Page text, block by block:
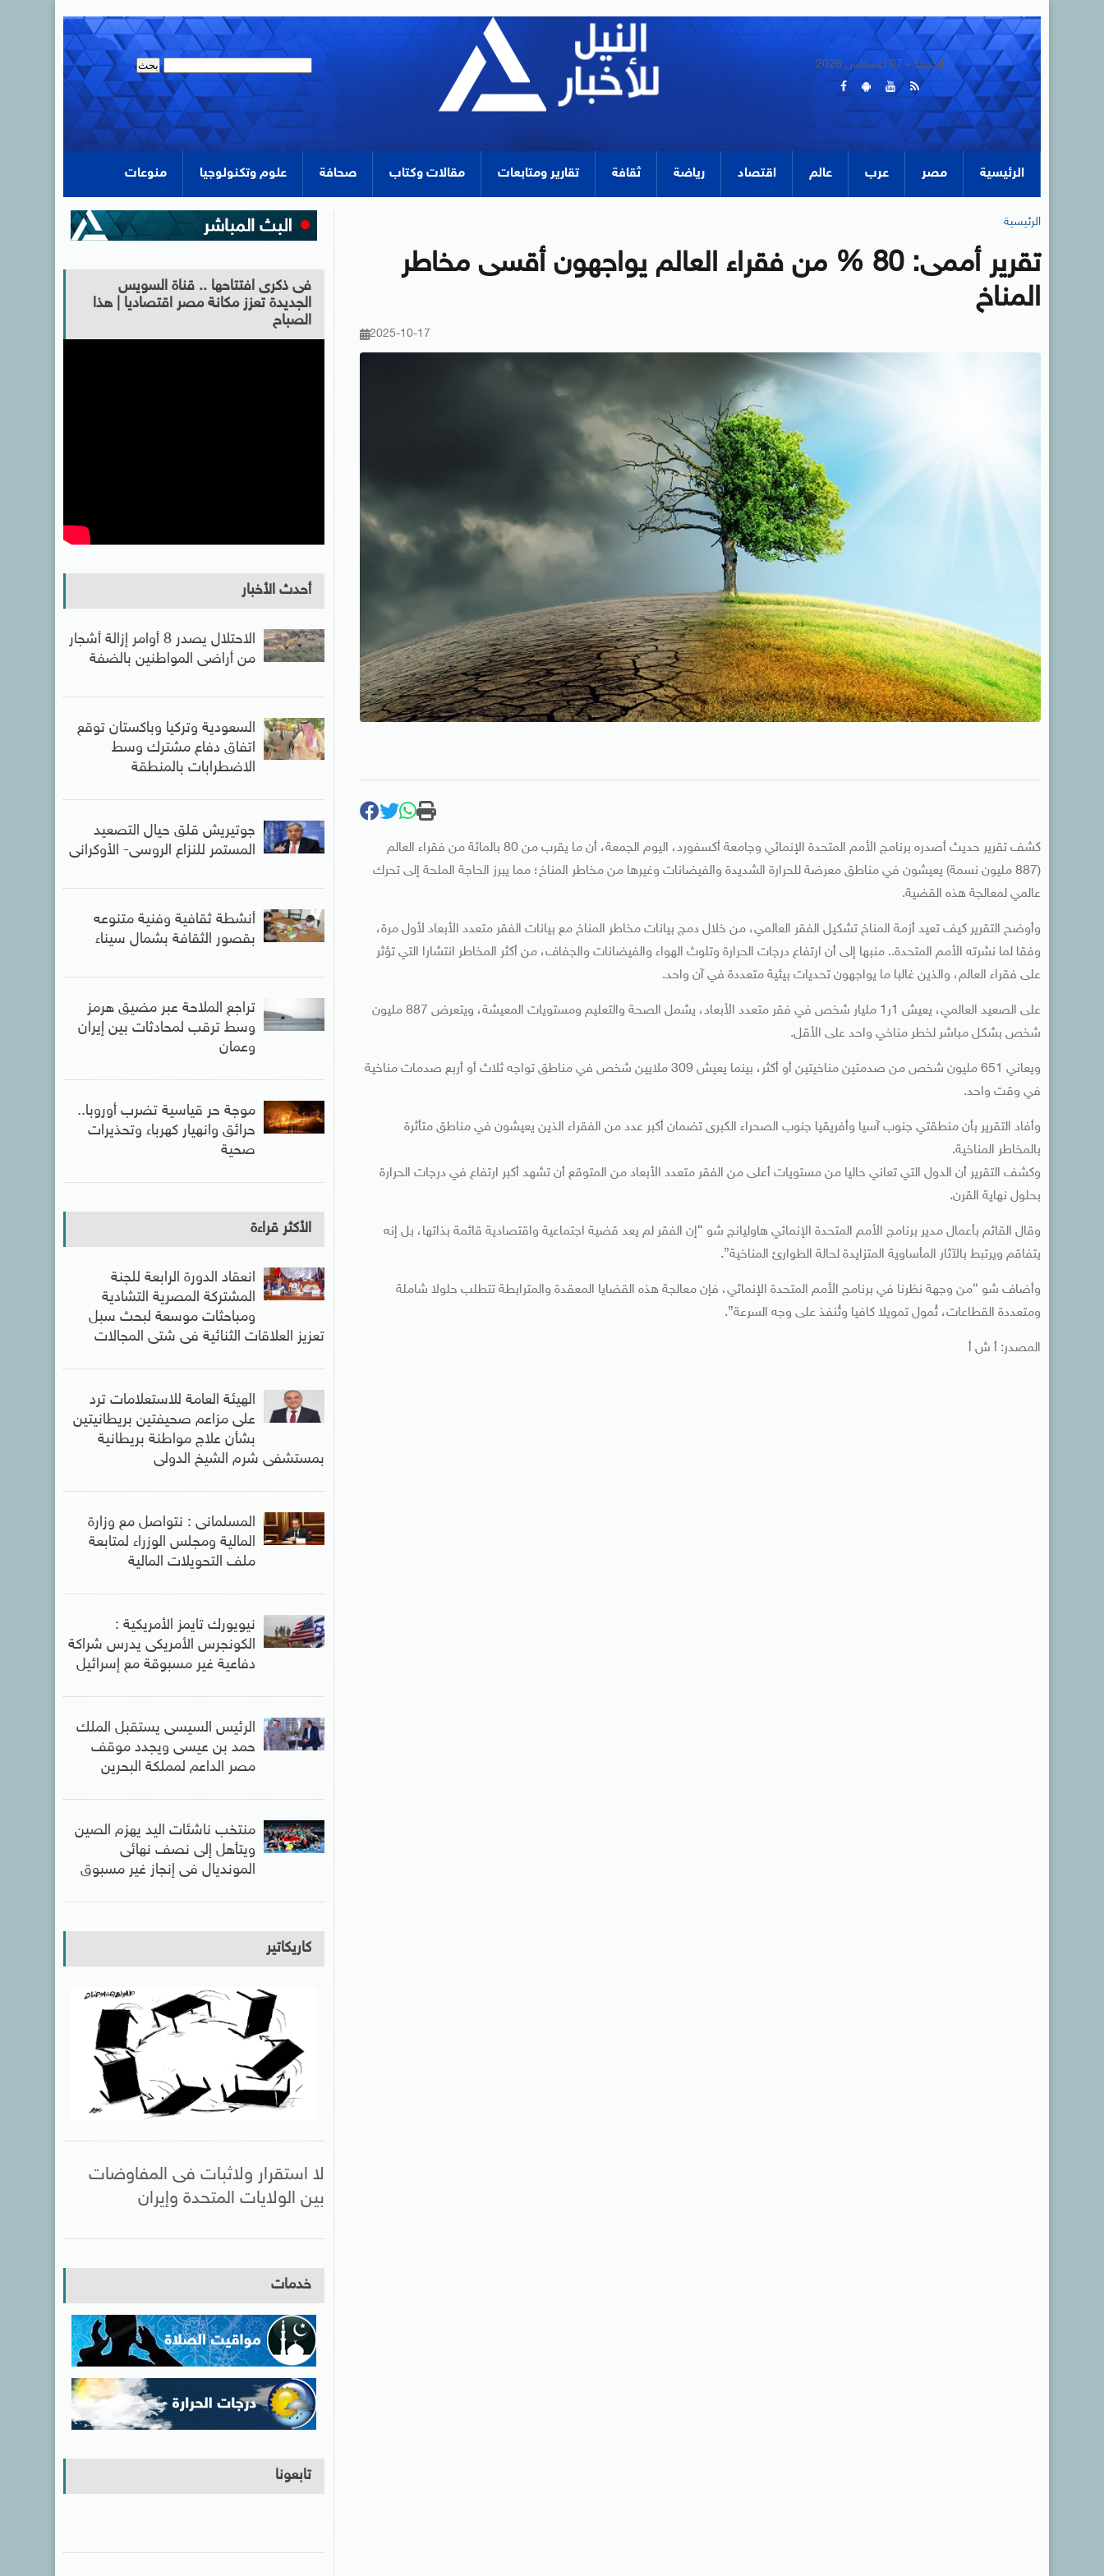
الجمعة - 07 أغسطس 2026
الرئيسية مصر عرب عالم اقتصاد رياضة ثقافة تقارير ومتابعات مقالات وكتاب صحافة علوم وتكنولوجيا منوعات
الرئيسية
تقرير أممى: 80 % من فقراء العالم يواجهون أقسى مخاطر
المناخ
2025-10-17
كشف تقرير حديث أصدره برنامج الأمم المتحدة الإنمائي وجامعة أكسفورد، اليوم الجمعة، أن ما يقرب من 80 بالمائة من فقراء العالم
(887 مليون نسمة) يعيشون في مناطق معرضة للحرارة الشديدة والفيضانات وغيرها من مخاطر المناخ؛ مما يبرز الحاجة الملحة إلى تحرك
عالمي لمعالجة هذه القضية.
وأوضح التقرير كيف تعيد أزمة المناخ تشكيل الفقر العالمي، من خلال دمج بيانات مخاطر المناخ مع بيانات الفقر متعدد الأبعاد لأول مرة،
وفقا لما نشرته الأمم المتحدة.. منبها إلى أن ارتفاع درجات الحرارة وتلوث الهواء والفيضانات والجفاف، من أكثر المخاطر انتشارا التي تؤثر
على فقراء العالم، والذين غالبا ما يواجهون تحديات بيئية متعددة في آن واحد.
على الصعيد العالمي، يعيش 1ر1 مليار شخص في فقر متعدد الأبعاد، يشمل الصحة والتعليم ومستويات المعيشة، ويتعرض 887 مليون
شخص بشكل مباشر لخطر مناخي واحد على الأقل.
ويعاني 651 مليون شخص من صدمتين مناخيتين أو أكثر، بينما يعيش 309 ملايين شخص في مناطق تواجه ثلاث أو أربع صدمات مناخية
في وقت واحد.
وأفاد التقرير بأن منطقتي جنوب آسيا وأفريقيا جنوب الصحراء الكبرى تضمان أكبر عدد من الفقراء الذين يعيشون في مناطق متأثرة
بالمخاطر المناخية.
وكشف التقرير أن الدول التي تعاني حاليا من مستويات أعلى من الفقر متعدد الأبعاد من المتوقع أن تشهد أكبر ارتفاع في درجات الحرارة
بحلول نهاية القرن.
وقال القائم بأعمال مدير برنامج الأمم المتحدة الإنمائي هاوليانج شو “إن الفقر لم يعد قضية اجتماعية واقتصادية قائمة بذاتها، بل إنه
يتفاقم ويرتبط بالآثار المأساوية المتزايدة لحالة الطوارئ المناخية”.
وأضاف شو “من وجهة نظرنا في برنامج الأمم المتحدة الإنمائي، فإن معالجة هذه القضايا المعقدة والمترابطة تتطلب حلولا شاملة
ومتعددة القطاعات، تُمول تمويلا كافيا وتُنفذ على وجه السرعة”.
المصدر: أ ش أ
فى ذكرى افتتاحها .. قناة السويس
الجديدة تعزز مكانة مصر اقتصاديا | هذا
الصباح
أحدث الأخبار
الاحتلال يصدر 8 أوامر إزالة أشجار
من أراضى المواطنين بالضفة
السعودية وتركيا وباكستان توقع
اتفاق دفاع مشترك وسط
الاضطرابات بالمنطقة
جوتيريش قلق حيال التصعيد
المستمر للنزاع الروسى- الأوكرانى
أنشطة ثقافية وفنية متنوعه
بقصور الثقافة بشمال سيناء
تراجع الملاحة عبر مضيق هرمز
وسط ترقب لمحادثات بين إيران
وعمان
موجة حر قياسية تضرب أوروبا..
حرائق وانهيار كهرباء وتحذيرات
صحية
الأكثر قراءة
انعقاد الدورة الرابعة للجنة
المشتركة المصرية التشادية
ومباحثات موسعة لبحث سبل
تعزيز العلاقات الثنائية فى شتى المجالات
الهيئة العامة للاستعلامات ترد
على مزاعم صحيفتين بريطانيتين
بشأن علاج مواطنة بريطانية
بمستشفى شرم الشيخ الدولى
المسلمانى : نتواصل مع وزارة
المالية ومجلس الوزراء لمتابعة
ملف التحويلات المالية
نيويورك تايمز الأمريكية :
الكونجرس الأمريكى يدرس شراكة
دفاعية غير مسبوقة مع إسرائيل
الرئيس السيسى يستقبل الملك
حمد بن عيسى ويجدد موقف
مصر الداعم لمملكة البحرين
منتخب ناشئات اليد يهزم الصين
ويتأهل إلى نصف نهائى
المونديال فى إنجاز غير مسبوق
كاريكاتير
لا استقرار ولاثبات فى المفاوضات
بين الولايات المتحدة وإيران
خدمات
تابعونا